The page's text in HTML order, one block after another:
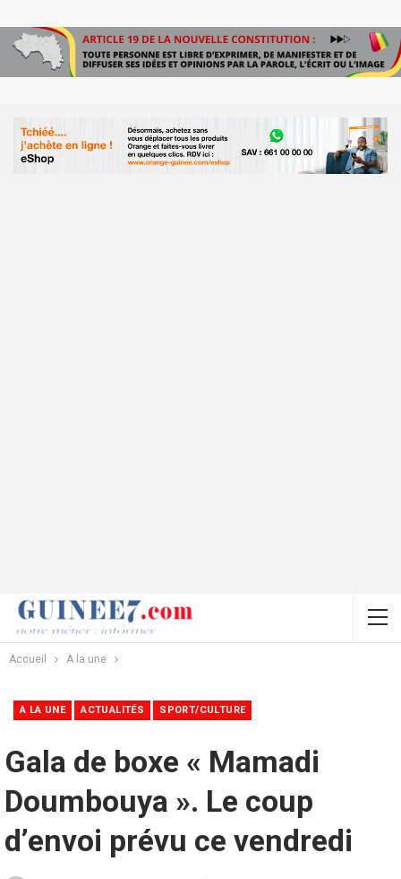
Accueil A la une
A LA UNE ACTUALITÉS SPORT/CULTURE
Gala de boxe « Mamadi
Doumbouya ». Le coup
d’envoi prévu ce vendredi